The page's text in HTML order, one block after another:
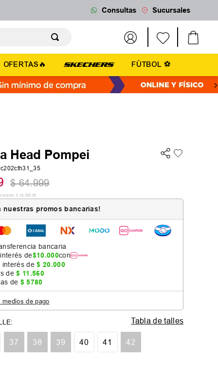
Consultas Sucursales
OFERTAS🔥 FÚTBOL ⚽
Head Pompei
$ 64.999
$ 49.585 ,95
nuestras promos bancarias!
bancaria
de$10.000con
interés de$ 20.000
de$ 11 .560
de $ 5780
de pago
37 38 39 40 41 42
Tabla de talles